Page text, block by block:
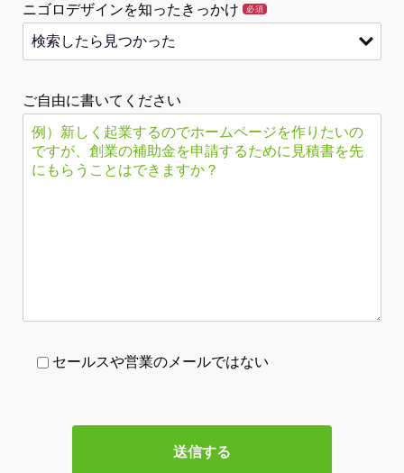
ニゴロデザインを知ったきっかけ 必須
ご自由に書いてください
セールスや営業のメールではない